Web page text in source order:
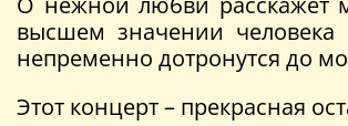
высшем значении
непременно дотронутся до
Этот концерт – прекрасная